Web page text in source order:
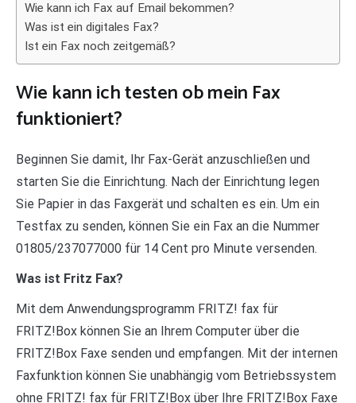
Wie kann ich Fax auf Email bekommen?
Was ist ein digitales Fax?
Ist ein Fax noch zeitgemäß?
Wie kann ich testen ob mein Fax
funktioniert?
Beginnen Sie damit, Ihr Fax-Gerät anzuschließen und
starten Sie die Einrichtung. Nach der Einrichtung legen
Sie Papier in das Faxgerät und schalten es ein. Um ein
Testfax zu senden, können Sie ein Fax an die Nummer
01805/237077000 für 14 Cent pro Minute versenden.
Was ist Fritz Fax?
Mit dem Anwendungsprogramm FRITZ! fax für
FRITZ!Box können Sie an Ihrem Computer über die
FRITZ!Box Faxe senden und empfangen. Mit der internen
Faxfunktion können Sie unabhängig vom Betriebssystem
ohne FRITZ! fax für FRITZ!Box über Ihre FRITZ!Box Faxe